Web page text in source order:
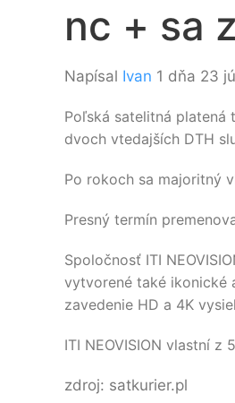
nc + sa
Napísal Ivan 1 dňa 23
Poľská satelitná
dvoch vtedajších DTH
Po rokoch sa majoritný
Presný termín
Spoločnosť ITI
vytvorené také ikonické
zavedenie HD a 4K
ITI NEOVISION vlastní z
zdroj: satkurier.pl